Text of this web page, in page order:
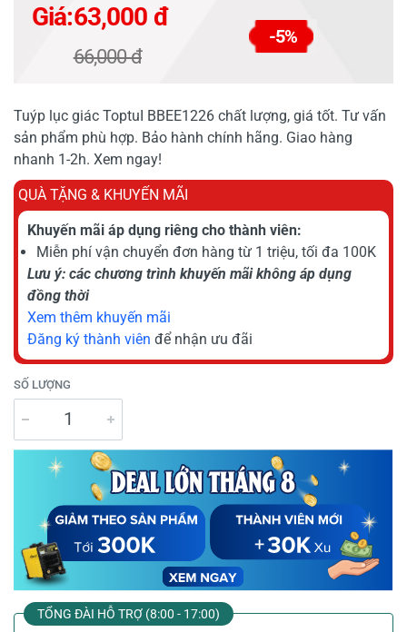
Giá:63,000 đ
66,000 đ
-5%
Tuýp lục giác ToptuI BBEE1226 chất lượng, giá tốt. Tư vấn
sản phẩm phù hợp. Bảo hành chính hãng. Giao hàng
nhanh 1-2h. Xem ngay!
QUÀ TẶNG & KHUYẾN MÃI
Khuyến mãi áp dụng riêng cho thành viên:
Miễn phí vận chuyển đơn hàng từ 1 triệu, tối đa 100K
Lưu ý: các chương trình khuyến mãi không áp dụng
đồng thời
Xem thêm khuyến mãi
Đăng ký thành viên để nhận ưu đãi
SỐ LƯỢNG
TỔNG ĐÀI HỖ TRỢ (8:00 - 17:00)